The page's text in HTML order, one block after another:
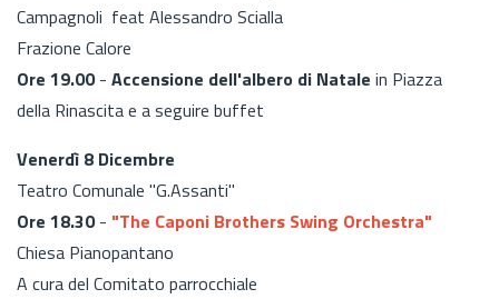
Campagnoli feat Alessandro Scialla
Frazione Calore
Ore 19.00- Accensione dell'albero di Natale in Piazza
della Rinascita e a seguire buffet
Venerdì 8 Dicembre
Teatro Comunale "G.Assanti"
Ore 18.30- "The Caponi Brothers Swing Orchestra"
Chiesa Pianopantano
A cura del Comitato parrocchiale